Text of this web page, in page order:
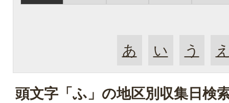
あ い う
頭文字「ふ 」の地区別収集日検